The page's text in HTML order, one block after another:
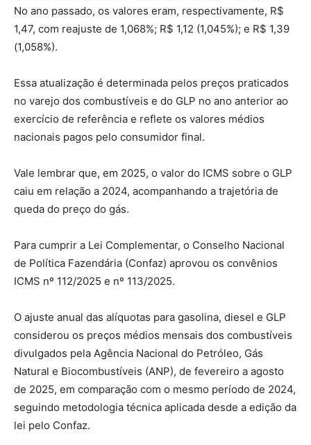
No ano passado, os valores eram, respectivamente, R$
1,47, com reajuste de 1,068%; R$ 1,12 (1,045%); e R$ 1,39
(1,058%).
Essa atualização é determinada pelos preços praticados
no varejo dos combustíveis e do GLP no ano anterior ao
exercício de referência e reflete os valores médios
nacionais pagos pelo consumidor final.
Vale lembrar que, em 2025, o valor do ICMS sobre o GLP
caiu em relação a 2024, acompanhando a trajetória de
queda do preço do gás.
Para cumprir a Lei Complementar, o Conselho Nacional
de Política Fazendária (Confaz) aprovou os convênios
ICMS nº 112/2025 e nº 113/2025.
O ajuste anual das alíquotas para gasolina, diesel e GLP
considerou os preços médios mensais dos combustíveis
divulgados pela Agência Nacional do Petróleo, Gás
Natural e Biocombustíveis (ANP), de fevereiro a agosto
de 2025, em comparação com o mesmo período de 2024,
seguindo metodologia técnica aplicada desde a edição da
lei pelo Confaz.